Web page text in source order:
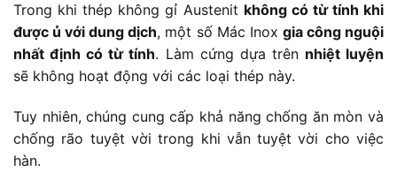
Trong khi thép không gỉ Austenit không có từ tính khi
được ủ với dung dịch, một số Mác Inox gia công nguội
nhất định có từ tính. Làm cứng dựa trên nhiệt luyện
sẽ không hoạt động với các loại thép này.
Tuy nhiên, chúng cung cấp khả năng chống ăn mòn và
chống rão tuyệt vời trong khi vẫn tuyệt vời cho việc
hàn.